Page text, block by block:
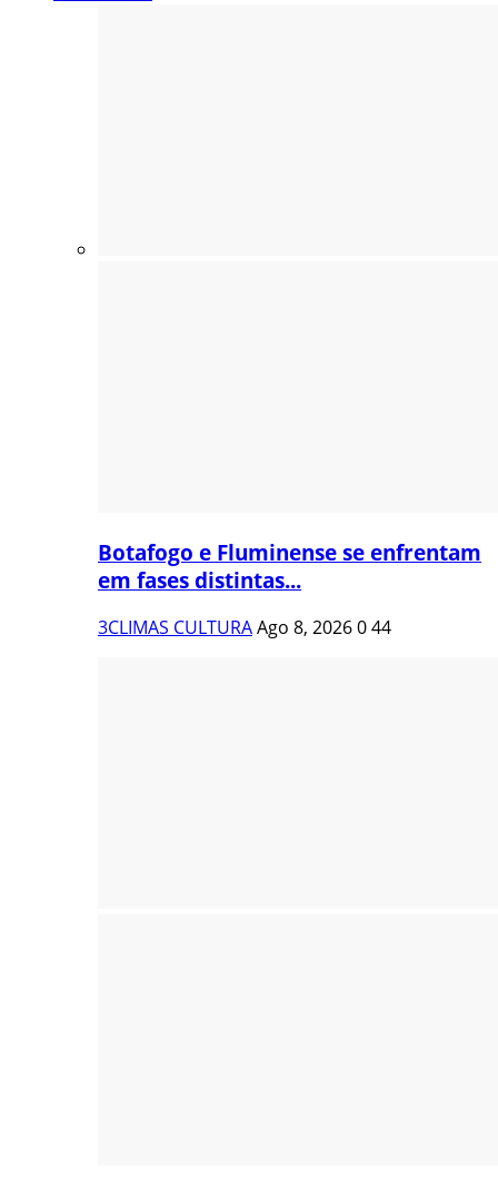
Botafogo e Fluminense se enfrentam
em fases distintas...
3CLIMAS CULTURAAgo 8, 2026044